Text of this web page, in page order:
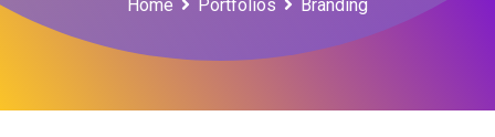
Home Portfolios Branding